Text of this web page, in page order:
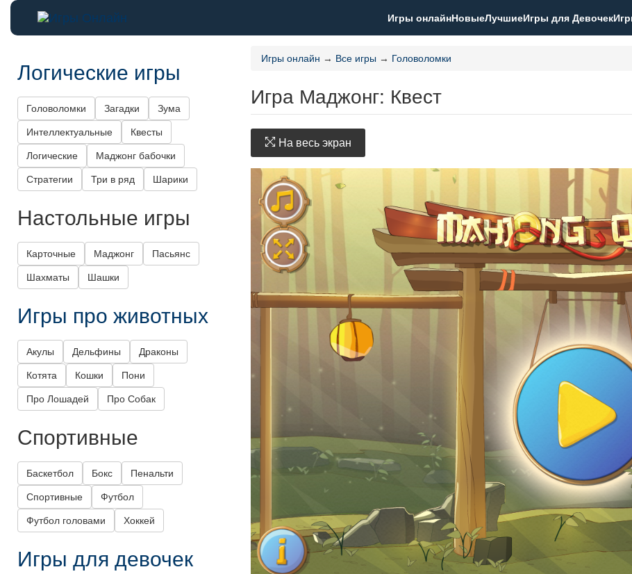
Игры онлайнНовыеЛучшиеИгры для Девочек
Игры онлайн → Все игры → Головоломки
Игра Маджонг: Квест
На весь экран
Логические игры
Головоломки Загадки Зума
Интеллектуальные Квесты
Логические Маджонг бабочки
Стратегии Три в ряд Шарики
Настольные игры
Карточные Маджонг Пасьянс
Шахматы Шашки
Игры про животных
Акулы Дельфины Драконы
Котята Кошки Пони
Про Лошадей Про Собак
Спортивные
Баскетбол Бокс Пенальти
Спортивные Футбол
Футбол головами Хоккей
Игры для девочек